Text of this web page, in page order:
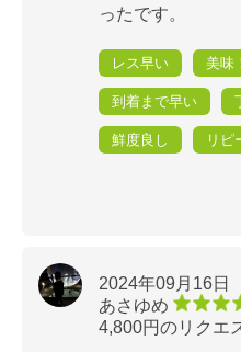
ったです。
レス早い 美味
到着まで早い
鮮度良し リピ
2024年09月16日
あさゆめ
4,800円のリクエ